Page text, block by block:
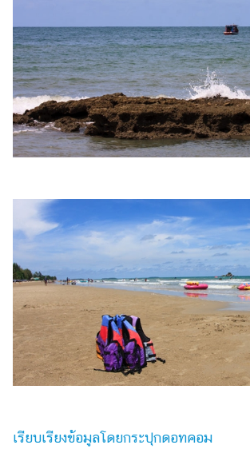
สุขภาพ
ท่อง
เที่ยว
สูตร
อาหาร
ง่ายๆ
ช้อป
ปิ้ง
รถยนต์
บ้าน
และ
การ
ตกแต่ง
มือ
ถือ
ทอง
เรียบเรียงข้อมูลโดยกระปุกดอทคอม